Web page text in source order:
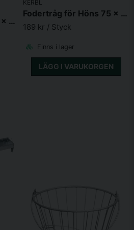
Fodertråg för Höns 50 x 10cm Galvad
KERBL
Fodertråg för Höns 75 x 10cm Galvad
189 kr / Styck
Finns i lager
LÄGG I VARUKORGEN